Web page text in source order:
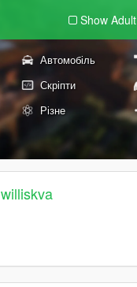
Show Adult
Автомобіль
Скріпти
Різне
williskva